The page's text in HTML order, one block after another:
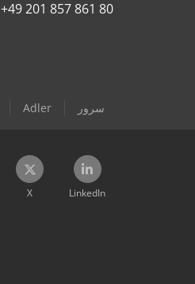
+49 201 857 861 80
Adler سرور
X LinkedIn